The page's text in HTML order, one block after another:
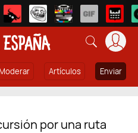
Moderar Artículos Enviar
por una ruta